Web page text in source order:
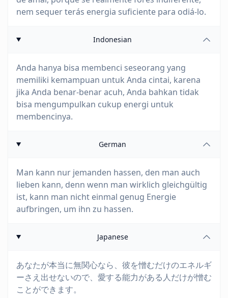
nem sequer terás energia suficiente para odiá-lo.
Indonesian
Anda hanya bisa membenci seseorang yang
memiliki kemampuan untuk Anda cintai, karena
jika Anda benar-benar acuh, Anda bahkan tidak
bisa mengumpulkan cukup energi untuk
membencinya.
German
Man kann nur jemanden hassen, den man auch
lieben kann, denn wenn man wirklich gleichgültig
ist, kann man nicht einmal genug Energie
aufbringen, um ihn zu hassen.
Japanese
あなたが本当に無関心なら、彼を憎むだけのエネルギ
ーさえ出せないので、愛する能力がある人だけが憎む
ことができます。